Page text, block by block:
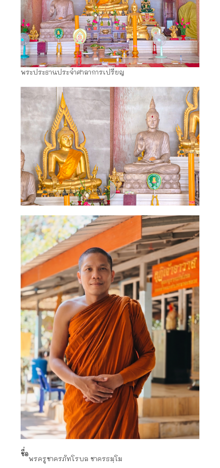
พระประธานประจำศาลาการเปรียญ
ชื่อ
พรครูชาครภัทโรบล ชาครธมฺโม